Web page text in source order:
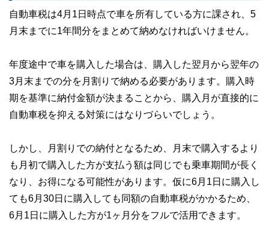
自動車税は4月1日時点で車を所有している方に課され、5
月末までに1年間分をまとめて納めなければいけません。
年度途中で車を購入した場合は、購入した翌月から翌年の
3月末までの分を月割りで納める必要があります。購入時
期を基準に納付金額が決まることから、購入月が直接的に
自動車税を抑える対策にはなりづらいでしょう。
しかし、月割りでの納付となるため、月末で購入するより
も月初で購入した方が支払う額は同じでも乗車期間が長く
なり、お得になる可能性があります。仮に6月1日に購入し
ても6月30日に購入しても同額の自動車税がかかるため、
6月1日に購入した方が1ヶ月分をフルで活用できます。